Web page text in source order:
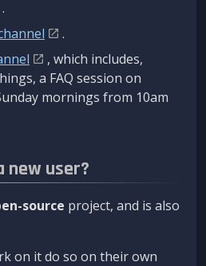
.
.
, which includes,
a FAQ session on
mornings from 10am
new user?
source project, and is also
on it do so on their own